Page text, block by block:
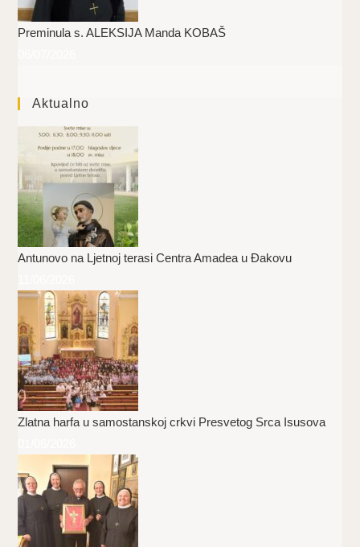
Preminula s. ALEKSIJA Manda KOBAŠ
Aktualno
Antunovo na Ljetnoj terasi Centra Amadea u Đakovu
Zlatna harfa u samostanskoj crkvi Presvetog Srca Isusova